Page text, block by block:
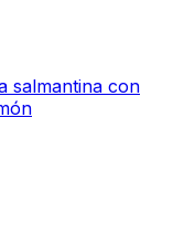
salmantina con